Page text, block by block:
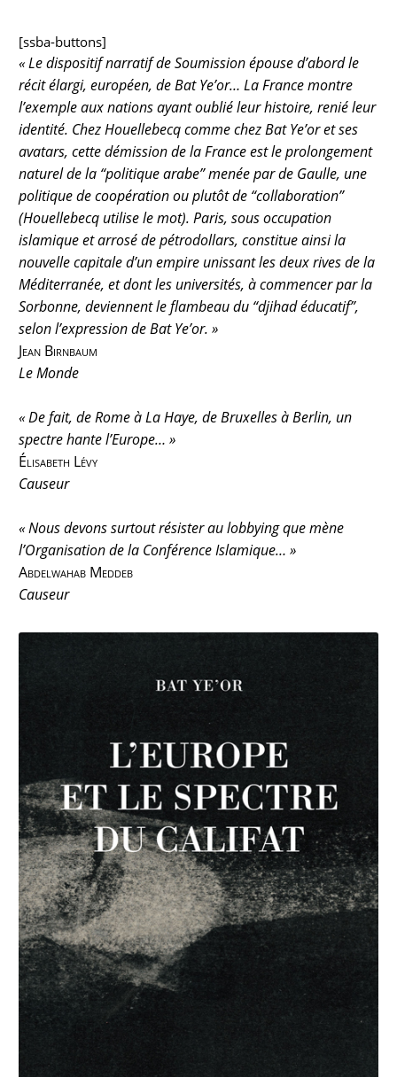
[ssba-buttons]
« Le dispositif narratif deSoumissionépouse d’abord le
récit élargi, européen, de Bat Ye’or… La France montre
l’exemple aux nations ayant oublié leur histoire, renié leur
identité. Chez Houellebecq comme chez Bat Ye’or et ses
avatars, cette démission de la France est le prolongement
naturel de la “politique arabe” menée par de Gaulle, une
politique de coopération ou plutôt de “collaboration”
(Houellebecq utilise le mot). Paris, sous occupation
islamique et arrosé de pétrodollars, constitue ainsi la
nouvelle capitale d’un empire unissant les deux rives de la
Méditerranée, et dont les universités, à commencer par la
Sorbonne, deviennent le flambeau du “djihad éducatif”,
selon l’expression de Bat Ye’or. »
Jean Birnbaum
Le Monde
« De fait, de Rome à La Haye, de Bruxelles à Berlin, un
spectre hante l’Europe… »
Élisabeth Lévy
Causeur
« Nous devons surtout résister au lobbying que mène
l’Organisation de la Conférence Islamique… »
Abdelwahab Meddeb
Causeur